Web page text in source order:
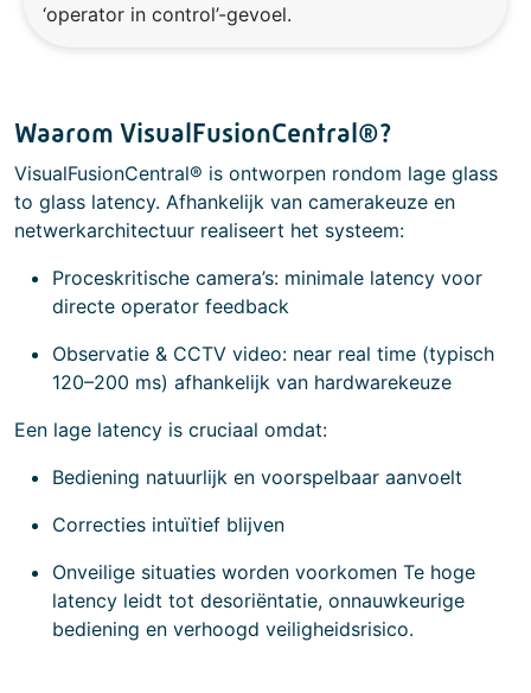
‘operator in control’-gevoel.
Waarom VisualFusionCentral®?
VisualFusionCentral® is ontworpen rondom lage glass
to glass latency. Afhankelijk van camerakeuze en
netwerkarchitectuur realiseert het systeem:
Proceskritische camera’s: minimale latency voor
directe operator feedback
Observatie & CCTV video: near real time (typisch
120–200 ms) afhankelijk van hardwarekeuze
Een lage latency is cruciaal omdat:
Bediening natuurlijk en voorspelbaar aanvoelt
Correcties intuïtief blijven
Onveilige situaties worden voorkomen Te hoge
latency leidt tot desoriëntatie, onnauwkeurige
bediening en verhoogd veiligheidsrisico.